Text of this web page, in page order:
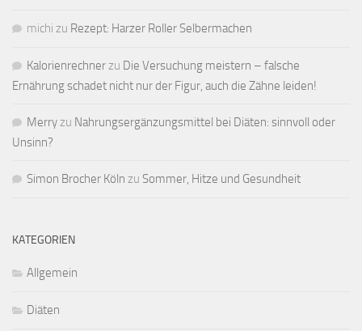
michi zu Rezept: Harzer Roller Selbermachen
Kalorienrechnerzu Die Versuchung meistern – falsche
Ernährung schadet nicht nur der Figur, auch die Zähne leiden!
Merryzu Nahrungsergänzungsmittel bei Diäten: sinnvoll oder
Unsinn?
Simon Brocher Köln zu Sommer, Hitze und Gesundheit
KATEGORIEN
Allgemein
Diäten